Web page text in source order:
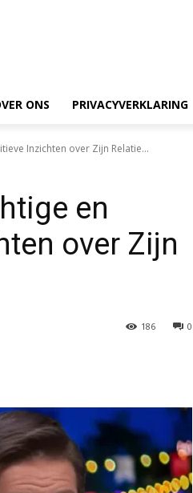
ONS PRIVACYVERKLARING
Inzichten over Zijn Relatie...
en
over Zijn
0
186